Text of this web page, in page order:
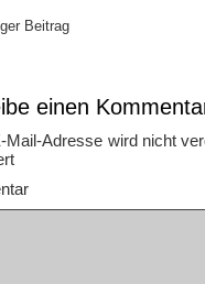
Beitrag
einen
Mail-Adresse wird nicht